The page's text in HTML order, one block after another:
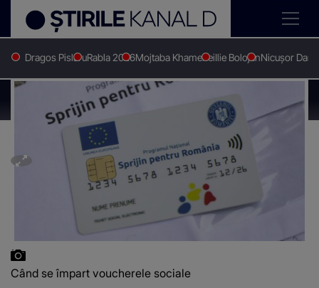
Dragos PislaruRabla 2026Mojtaba KhameneiIlie BolojanNicușor Dan
Stirile Kanal D Stiri actuale Când se împart voucherele sociale
Când se împart voucherele sociale
Când se împart voucherele sociale